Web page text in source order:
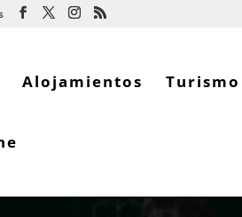
Alojamientos Turismo